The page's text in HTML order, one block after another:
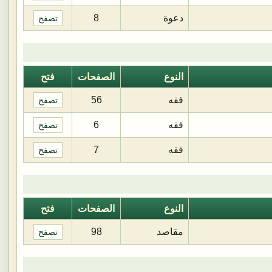
دعوة 8 تصفح
النوع الصفحات فتح
فقه 56 تصفح
فقه 6 تصفح
فقه 7 تصفح
النوع الصفحات فتح
مقاصد 98 تصفح